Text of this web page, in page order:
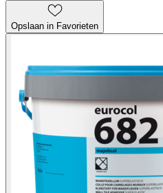
Opslaan in Favorieten